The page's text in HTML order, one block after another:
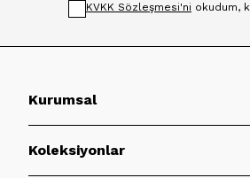
KVKK Sözleşmesi'ni okudum,
Kurumsal
Koleksiyonlar